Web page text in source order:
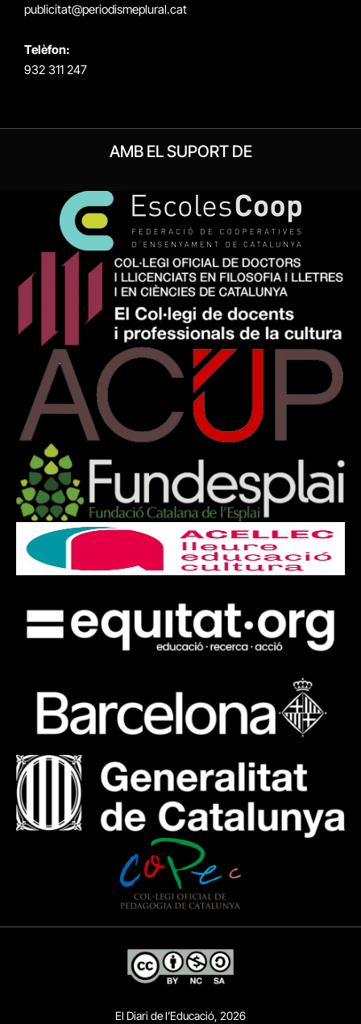
publicitat@periodismeplural.cat
Telèfon:
932 311 247
AMB EL SUPORT DE
El Diari de l’Educació, 2026